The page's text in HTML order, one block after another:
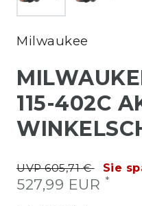
Milwaukee
115-402C
UVP 605,71 € Sie
527,99 EUR *